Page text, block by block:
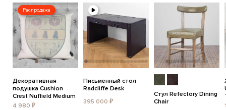
Распродажа
Декоративная
подушка Cushion
Crest Nuffield Medium
4 980 ₽
Письменный стол
Radcliffe Desk
395 000 ₽
Стул Refectory Dining
Chair